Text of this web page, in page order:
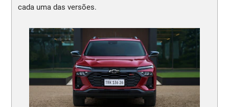
cada uma das versões.